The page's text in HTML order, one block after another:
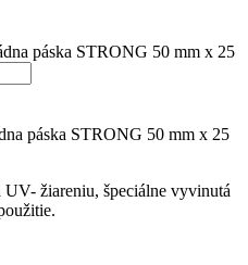
páska STRONG 50 mm x 25
páska STRONG 50 mm x 25
žiareniu, špeciálne vyvinutá